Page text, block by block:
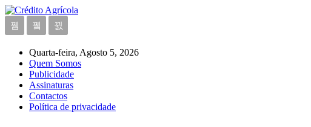
Quarta-feira, Agosto 5, 2026
Quem Somos
Publicidade
Assinaturas
Contactos
Política de privacidade